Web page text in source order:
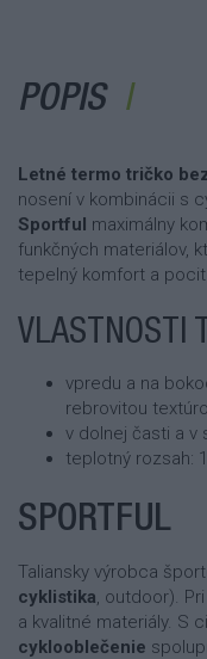
POPIS
Letné termo tričko
nosení v kombinácii s
Sportful maximálny
funkčných materiálov,
tepelný komfort a
VLASTNOSTI
vpredu a na
rebrovitou
v dolnej časti a v
teplotný rozsah:
SPORTFUL
Taliansky výrobca
cyklistika, outdoor).
a kvalitné materiály. S
cyklooblečenie